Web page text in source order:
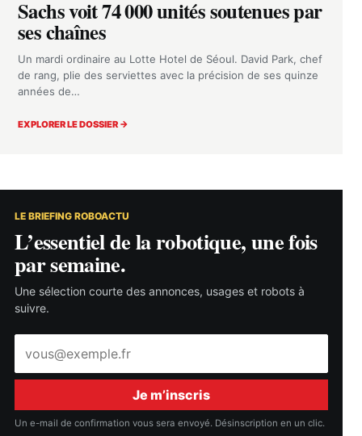
Sachs voit 74 000 unités soutenues par
ses chaînes
Un mardi ordinaire au Lotte Hotel de Séoul. David Park, chef
de rang, plie des serviettes avec la précision de ses quinze
années de…
EXPLORER LE DOSSIER →
LE BRIEFING ROBOACTU
L’essentiel de la robotique, une fois
par semaine.
Une sélection courte des annonces, usages et robots à
suivre.
mail
Je m’inscris
Un e-mail de confirmation vous sera envoyé. Désinscription en un clic.